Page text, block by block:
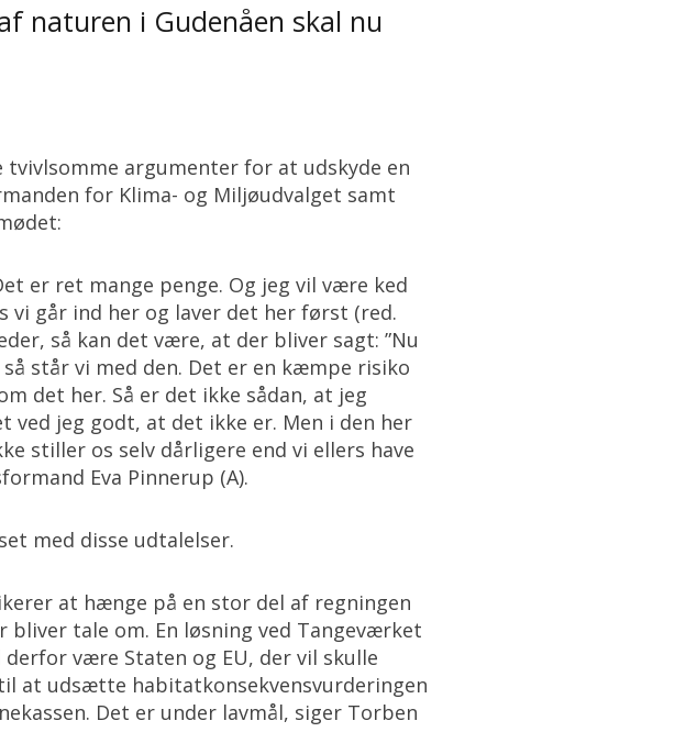
naturen i Gudenåen skal nu
tvivlsomme argumenter for at udskyde en
for Klima- og Miljøudvalget samt
er ret mange penge. Og jeg vil være ked
vi går ind her og laver det her først (red.
så kan det være, at der bliver sagt: ”Nu
står vi med den. Det er en kæmpe risiko
det her. Så er det ikke sådan, at jeg
jeg godt, at det ikke er. Men i den her
stiller os selv dårligere end vi ellers have
Eva Pinnerup (A).
med disse udtalelser.
at hænge på en stor del af regningen
tale om. En løsning ved Tangeværket
være Staten og EU, der vil skulle
at udsætte habitatkonsekvensvurderingen
Det er under lavmål, siger Torben